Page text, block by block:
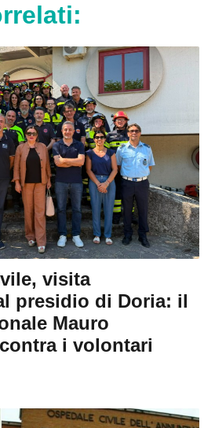
visita
presidio di Doria: il
Mauro
i volontari